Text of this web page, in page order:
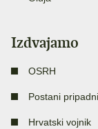
Izdvajamo
OSRH
Postani
Hrvatski vojnik